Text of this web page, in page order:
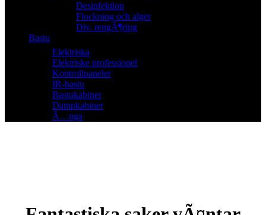
Desinfektion
Flockning och alger
Div. rengÃ¶ring
Bastu
Elektriska
Elektriske professionel
Kontrollpaneler
IR-bastu
Bastukabiner
Dampkabiner
Ã…nga